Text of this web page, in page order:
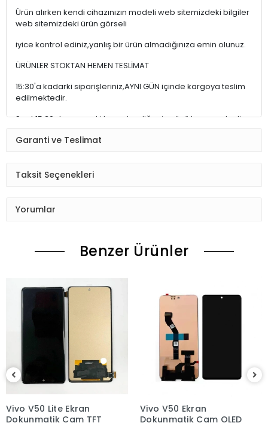
Ürün alırken kendi cihazınızın modeli web sitemizdeki bilgiler
web sitemizdeki ürün görseli
iyice kontrol ediniz,yanlış bir ürün almadığınıza emin olunuz.
ÜRÜNLER STOKTAN HEMEN TESLİMAT
15:30'a kadarki siparişleriniz,AYNI GÜN içinde kargoya teslim
edilmektedir.
Saat 15:30 dan sonraki kargolar,diğer iş günü kargoya teslim
Siparişiniz kontrol ediniz.Telefon adres email gibi yanlışlık
düzenlenmesini isteyiniz.
Sizinle irtibata gecektir.
Değişim var.
Sorun yoksa Montajına Başlayın Sorumluluk Size aittir.
Montajı yapılmış,yapıştırılmış,kullanılmış ürünlerin iade ve
değişimi yoktur.
Ürün Değişimlerinde KARGO bedeli Bize aittir.Ürün
iadelerinde Kargo Bedelleri Müşteriye yansıtılır.
Garanti ve Teslimat
Taksit Seçenekleri
Yorumlar
Benzer Ürünler
Vivo V50 Lite Ekran
Dokunmatik Cam TFT
Vivo V50 Ekran
Dokunmatik Cam OLED